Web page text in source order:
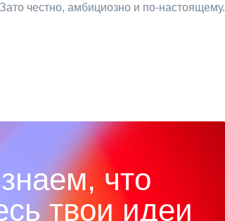
Зато честно, амбициозно и по‑настоящему.
знаем, что
твои идеи